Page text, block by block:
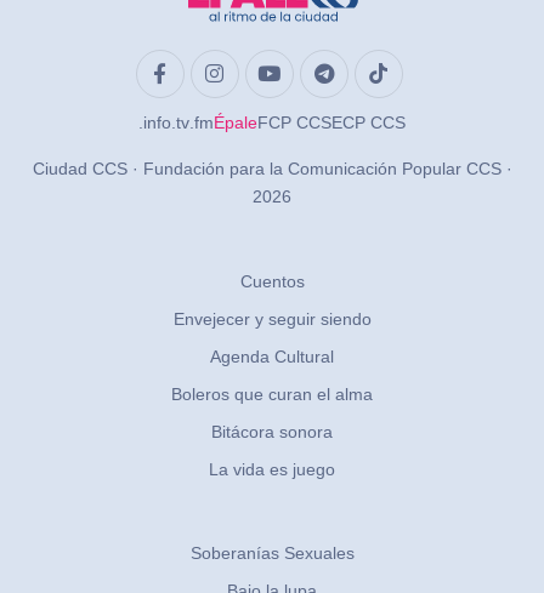
.info .tv .fmÉpaleFCP CCSECP CCS
Ciudad CCS · Fundación para la Comunicación Popular CCS ·
2026
Cuentos
Envejecer y seguir siendo
Agenda Cultural
Boleros que curan el alma
Bitácora sonora
La vida es juego
Soberanías Sexuales